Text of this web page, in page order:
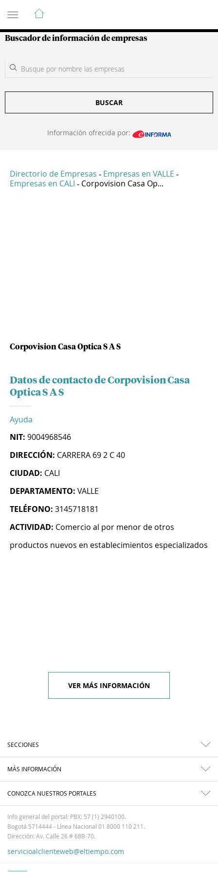
Guía de Empresas Colombianas
Buscador de información de empresas
BUSCAR
Información ofrecida por:
Directorio de Empresas - Empresas en VALLE -
Empresas en CALI - Corpovision Casa Op...
Corpovision Casa Optica S A S
Datos de contacto de Corpovision Casa
Optica S A S
Ayuda
NIT: 9004968546
DIRECCIÓN: CARRERA 69 2 C 40
CIUDAD: CALI
DEPARTAMENTO: VALLE
TELÉFONO: 3145718181
ACTIVIDAD: Comercio al por menor de otros
productos nuevos en establecimientos especializados
VER MÁS INFORMACIÓN
SECCIONES
MÁS INFORMACIÓN
CONOZCA NUESTROS PORTALES
Info general del portal: PBX: 57 (1) 2940100.
Bogotá 5714444 - Línea Nacional 01 8000 110 211.
Dirección: Av. Calle 26 # 68B-70.
servicioalclienteweb@eltiempo.com